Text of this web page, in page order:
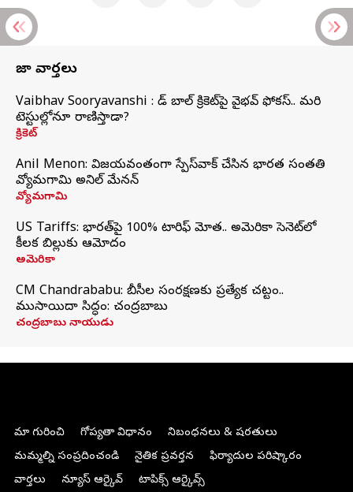
తాజా వార్తలు
Vaibhav Sooryavanshi : రెడ్ బాల్ క్రికెట్‌పై వైభవ్ ఫోకస్.. మరి
టెస్టుల్లోనూ రాణిస్తాడా?
క్రికెట్
Anil Menon: విజయవంతంగా స్పేస్‌వాక్‌ చేసిన భారత సంతతి
వ్యోమగామి అనిల్‌ మేనన్
వ్యోమగామి
US Tariffs: భారత్‌పై 100% టారిఫ్‌ మోత.. అమెరికా సెనెట్‌లో
కీలక బిల్లుకు ఆమోదం
అమెరికా
CM Chandrababu: బీసీల సంరక్షణకు ప్రత్యేక చట్టం..
ముసాయిదా సిద్ధం: చంద్రబాబు
చంద్రబాబు నాయుడు
మా గురించి గోప్యతా విధానం
నిబంధనలు & షరతులు
మమ్మల్ని సంప్రదించండి
నైతిక ప్రవర్తన
ఫిర్యాదుల పరిష్కారం
వార్తలు
న్యూస్ ఆర్కైవ్ టాపిక్స్ ఆర్కైవ్స్